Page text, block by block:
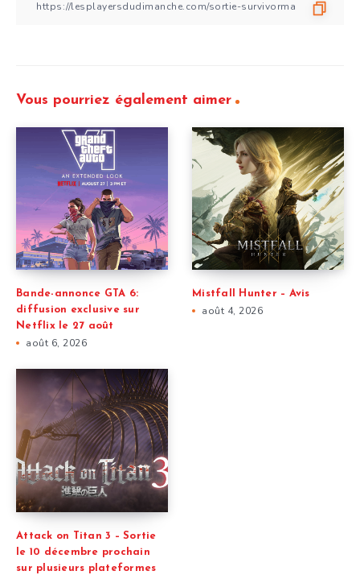
Vous pourriez également aimer
Bande-annonce GTA 6:
diffusion exclusive sur
Netflix le 27 août
août 6, 2026
Mistfall Hunter – Avis
août 4, 2026
Attack on Titan 3 – Sortie
le 10 décembre prochain
sur plusieurs plateformes